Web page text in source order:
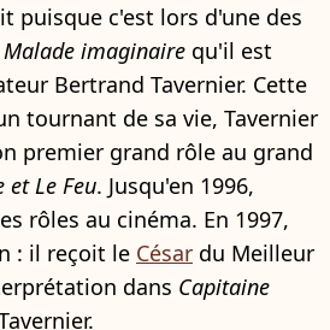
puisque c'est lors d'une des
Malade imaginaire qu'il est
Bertrand Tavernier. Cette
tournant de sa vie, Tavernier
premier grand rôle au grand
et Le Feu. Jusqu'en 1996,
rôles au cinéma. En 1997,
: il reçoit le César du Meilleur
dans Capitaine